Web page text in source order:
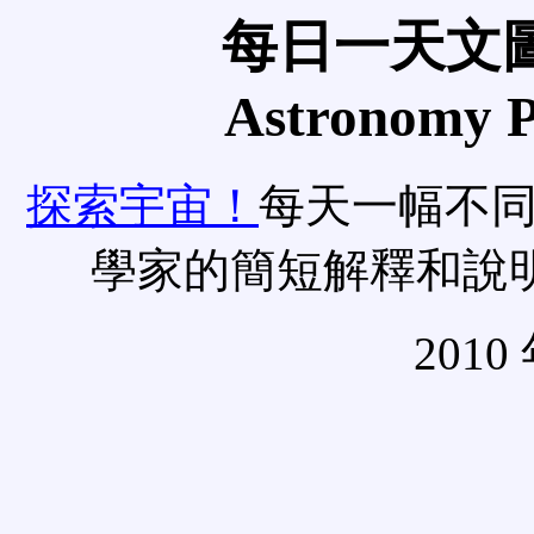
每日一天文
Astronomy
探索宇宙！ 每天一幅不
學家的簡短解釋和說
2010